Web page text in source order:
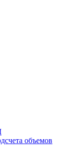
объемов